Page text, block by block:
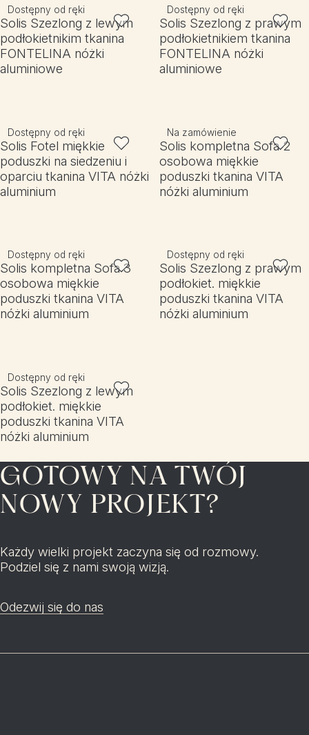
Dostępny od ręki
Solis Szezlong z lewym
podłokietnikim tkanina
FONTELINA nóżki
aluminiowe
Dostępny od ręki
Solis Szezlong z prawym
podłokietnikiem tkanina
FONTELINA nóżki
aluminiowe
Dostępny od ręki
Solis Fotel miękkie
poduszki na siedzeniu i
oparciu tkanina VITA nóżki
aluminium
Na zamówienie
Solis kompletna Sofa 2
osobowa miękkie
poduszki tkanina VITA
nóżki aluminium
Dostępny od ręki
Solis kompletna Sofa 3
osobowa miękkie
poduszki tkanina VITA
nóżki aluminium
Dostępny od ręki
Solis Szezlong z prawym
podłokiet. miękkie
poduszki tkanina VITA
nóżki aluminium
Dostępny od ręki
Solis Szezlong z lewym
podłokiet. miękkie
poduszki tkanina VITA
nóżki aluminium
GOTOWY NA TWÓJ
NOWY PROJEKT?
Każdy wielki projekt zaczyna się od rozmowy.
Podziel się z nami swoją wizją.
Odezwij się do nas